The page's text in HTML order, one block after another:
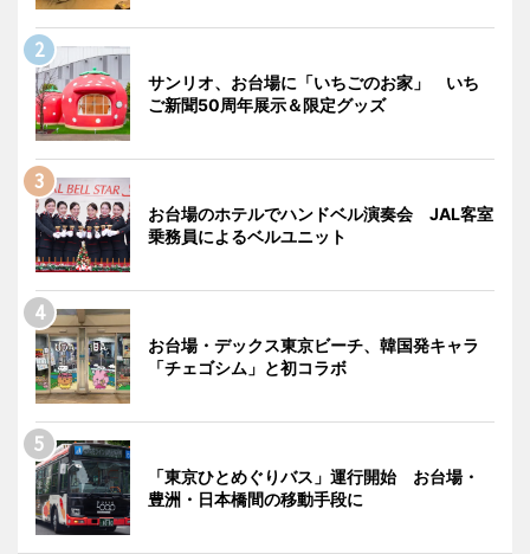
サンリオ、お台場に「いちごのお家」 いち
ご新聞50周年展示＆限定グッズ
お台場のホテルでハンドベル演奏会 JAL客室
乗務員によるベルユニット
お台場・デックス東京ビーチ、韓国発キャラ
「チェゴシム」と初コラボ
「東京ひとめぐりバス」運行開始 お台場・
豊洲・日本橋間の移動手段に